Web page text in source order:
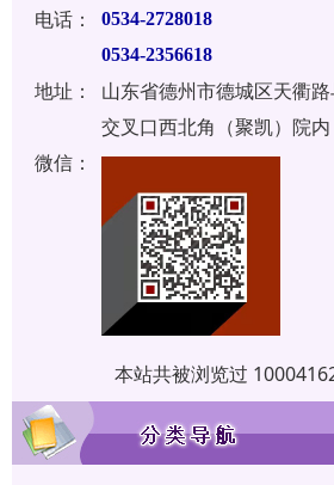
电话：
0534-2728018
0534-2356618
地址：
山东省德州市德城区天衢
交叉口西北角（聚凯）院内
微信：
本站共被浏览过